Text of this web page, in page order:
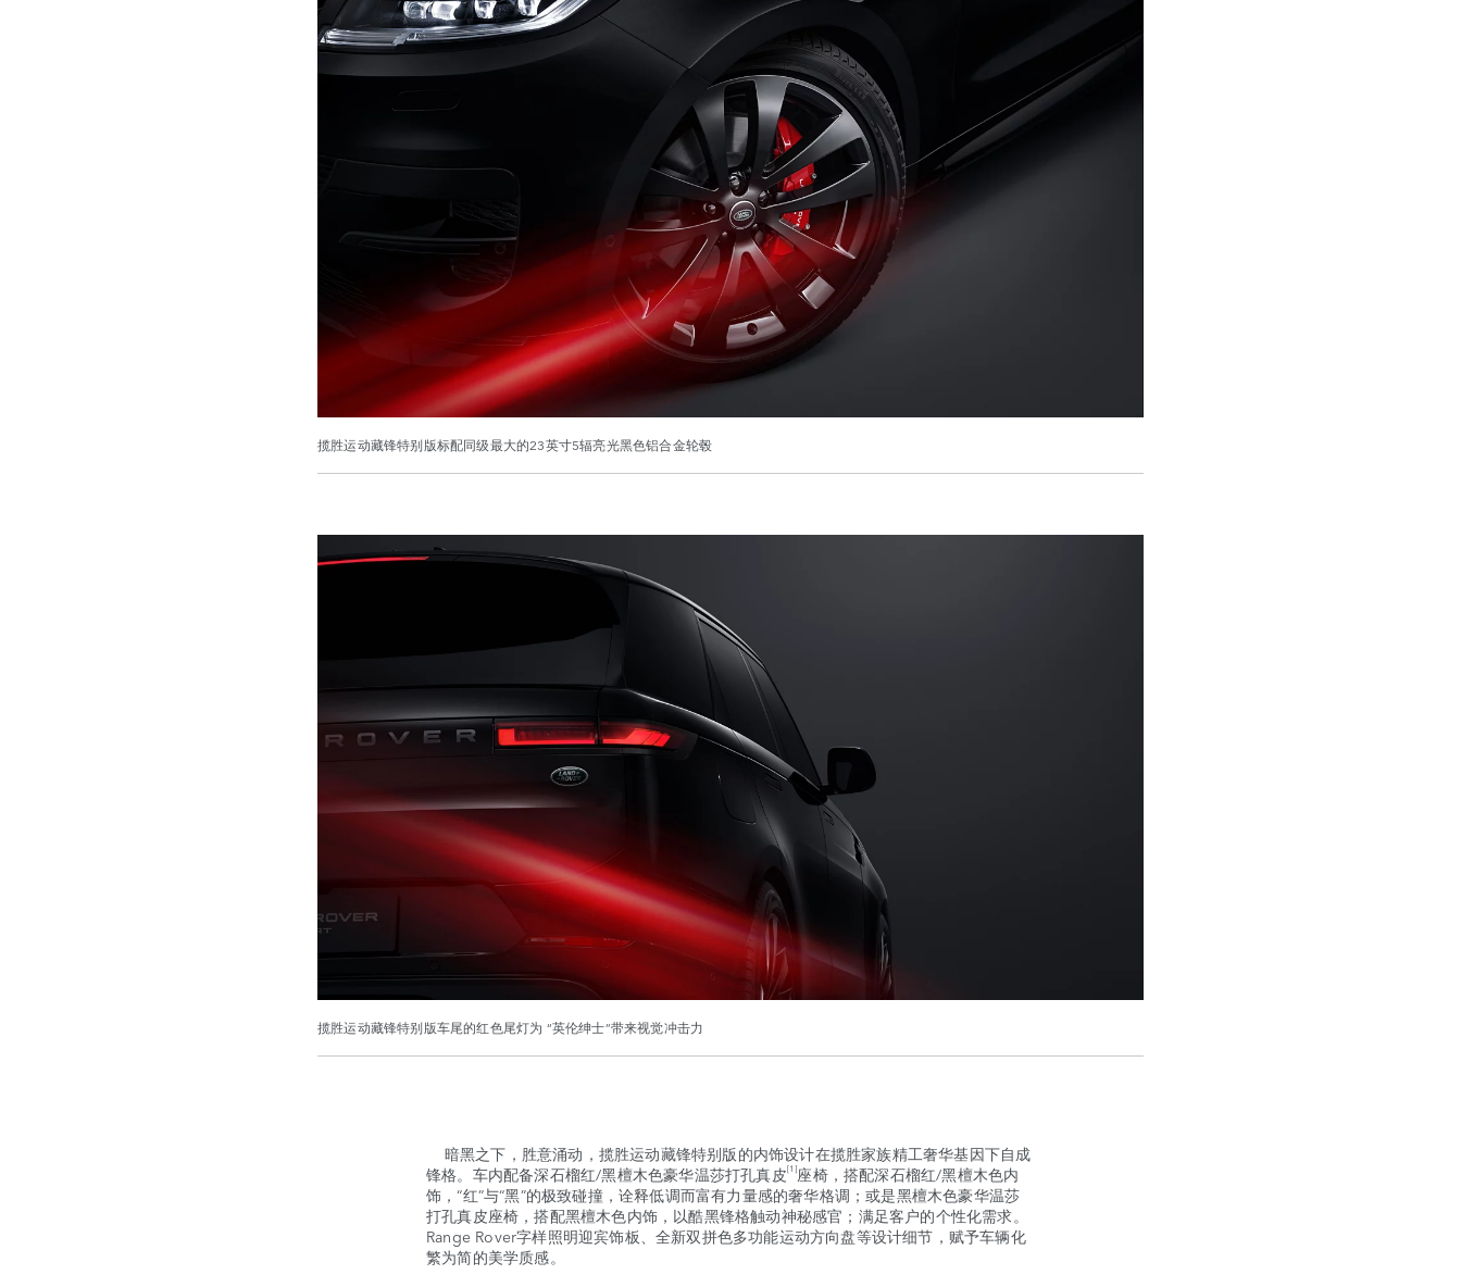
揽胜运动藏锋特别版标配同级最大的23英寸5辐亮光黑色铝合金轮毂
揽胜运动藏锋特别版车尾的红色尾灯为 “英伦绅士”带来视觉冲击力
暗黑之下，胜意涌动，揽胜运动藏锋特别版的内饰设计在揽胜家族精工奢华基因下自成
锋格。车内配备深石榴红/黑檀木色豪华温莎打孔真皮[1]座椅，搭配深石榴红/黑檀木色内
饰，“红”与“黑”的极致碰撞，诠释低调而富有力量感的奢华格调；或是黑檀木色豪华温莎
打孔真皮座椅，搭配黑檀木色内饰，以酷黑锋格触动神秘感官；满足客户的个性化需求。
Range Rover字样照明迎宾饰板、全新双拼色多功能运动方向盘等设计细节，赋予车辆化
繁为简的美学质感。